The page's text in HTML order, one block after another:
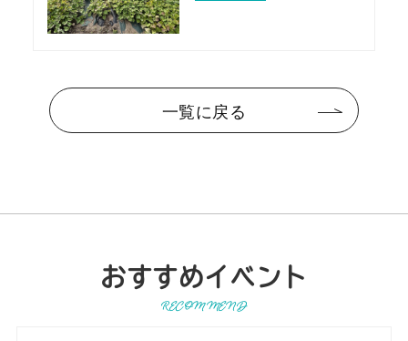
一覧に戻る
おすすめイベント
RECOMMEND